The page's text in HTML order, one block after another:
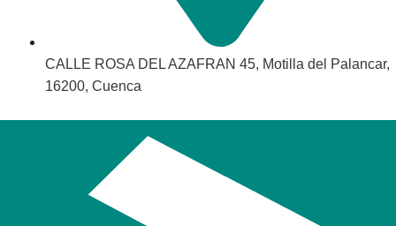
CALLE ROSA DEL AZAFRAN 45, Motilla del Palancar,
16200, Cuenca